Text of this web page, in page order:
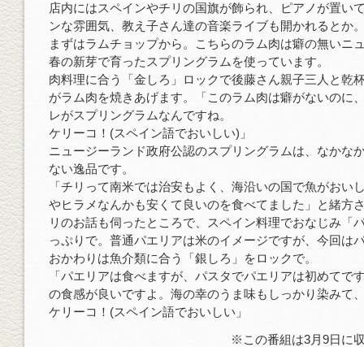
店内にはスペインやチリの国旗が飾られ、ピアノが置い
ンな雰囲気、教え子さん達の音楽ライブも開かれるとか
まずはラムチョップから。こちらのラム肉は癖の無いニ
春の新芽で育ったスプリングラムを使っています。
肉料理に合う「金しろ」ロックで後藤さん親子三人と乾
がラム肉を焼きあげます。「このラム肉は癖がないのに
レがスプリングラムなんですね。
ケリーコ！(スペイン語でおいしい)」
ニュージーランド政府公認のスプリングラムは、なかな
ない逸品です。
「チリって南米では治安もよく、海沿いの国で魚がおい
やヒラメなんかも安くて良いのを食べてました」と緒方
リのお話も伺ったところで、スペイン料理でおなじみ「
っぷりで。普通パエリアは米のイメージですが、今回は
おかわりは魚介類に合う「銀しろ」をロックで。
「パエリアは食べますが、パスタでパエリアは初めてで
の食感が良いですよ。海の幸のうま味もしっかり染みて
ケリーコ！(スペイン語でおいしい」
※この番組は3月9日に